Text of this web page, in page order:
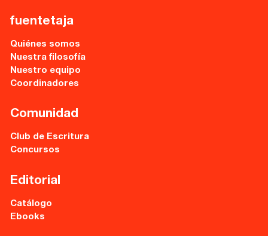
Tutorías
Directorios
Contacto
Escríbenos
Guía Rápida
Dónde estamos
fuentetaja
Quiénes somos
Nuestra filosofía
Nuestro equipo
Coordinadores
Comunidad
Club de Escritura
Concursos
Editorial
Catálogo
Ebooks